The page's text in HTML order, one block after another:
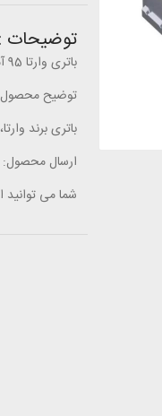
توضیحات :
باتری وارتا 95 آمپر
توضیح
باتری برند
ارسال محصول:
شما می توانید